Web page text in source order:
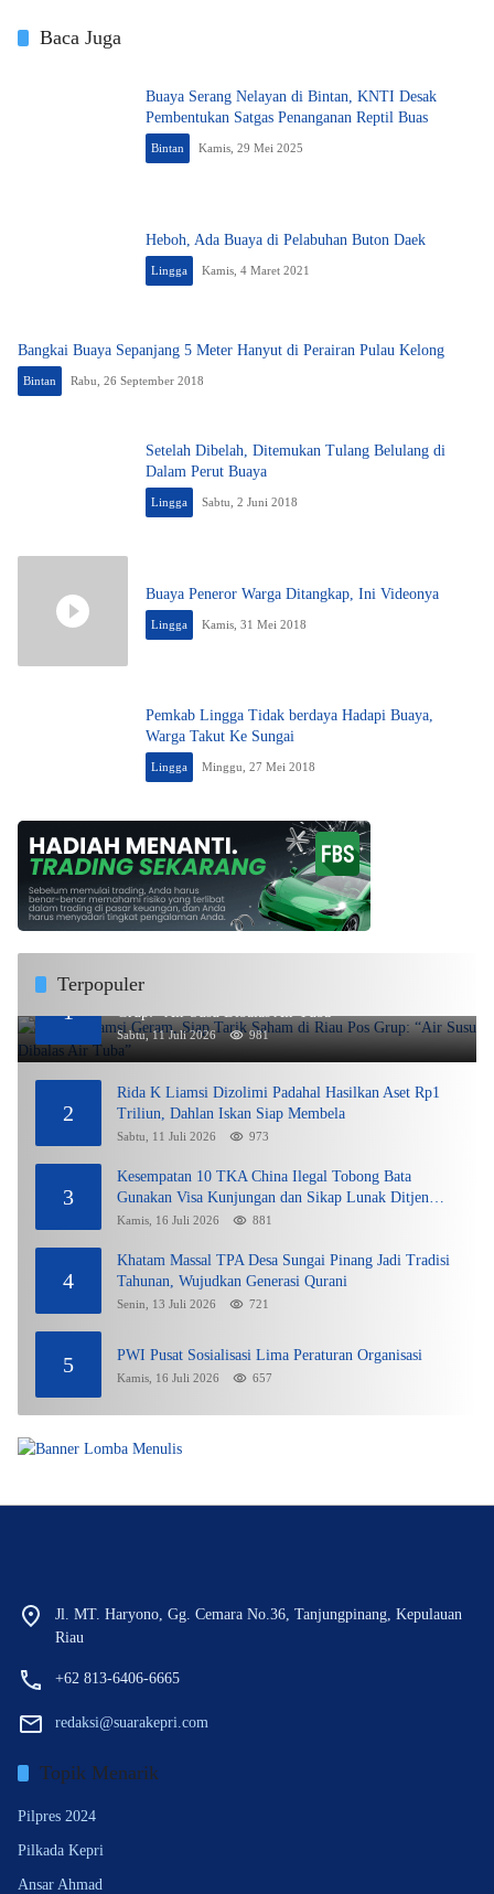
Baca Juga
Buaya Serang Nelayan di Bintan, KNTI Desak
Pembentukan Satgas Penanganan Reptil Buas
Bintan Kamis, 29 Mei 2025
Heboh, Ada Buaya di Pelabuhan Buton Daek
Lingga Kamis, 4 Maret 2021
Bangkai Buaya Sepanjang 5 Meter Hanyut di Perairan Pulau Kelong
Bintan Rabu, 26 September 2018
Setelah Dibelah, Ditemukan Tulang Belulang di
Dalam Perut Buaya
Lingga Sabtu, 2 Juni 2018
Buaya Peneror Warga Ditangkap, Ini Videonya
Lingga Kamis, 31 Mei 2018
Pemkab Lingga Tidak berdaya Hadapi Buaya,
Warga Takut Ke Sungai
Lingga Minggu, 27 Mei 2018
Terpopuler
1
Rida K Liamsi Geram, Siap Tarik Saham di Riau Pos
Grup: “Air Susu Dibalas Air Tuba”
Sabtu, 11 Juli 2026 981
2
Rida K Liamsi Dizolimi Padahal Hasilkan Aset Rp1
Triliun, Dahlan Iskan Siap Membela
Sabtu, 11 Juli 2026 973
3
Kesempatan 10 TKA China Ilegal Tobong Bata
Gunakan Visa Kunjungan dan Sikap Lunak Ditjen
Imigrasi Kepri?
Kamis, 16 Juli 2026 881
4
Khatam Massal TPA Desa Sungai Pinang Jadi Tradisi
Tahunan, Wujudkan Generasi Qurani
Senin, 13 Juli 2026 721
5 PWI Pusat Sosialisasi Lima Peraturan Organisasi
Kamis, 16 Juli 2026 657
Jl. MT. Haryono, Gg. Cemara No.36, Tanjungpinang, Kepulauan
Riau
+62 813-6406-6665
redaksi@suarakepri.com
Topik Menarik
Pilpres 2024
Pilkada Kepri
Ansar Ahmad